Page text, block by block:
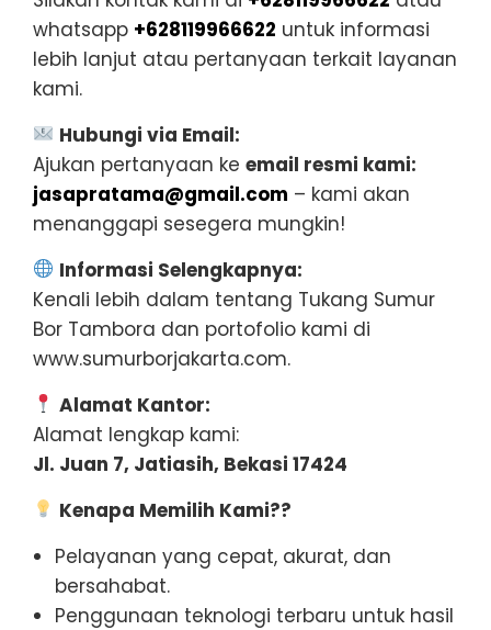
whatsapp +628119966622 untuk informasi
lebih lanjut atau pertanyaan terkait layanan
kami.
Hubungi via Email:
Ajukan pertanyaan ke email resmi kami:
jasapratama@gmail.com – kami akan
menanggapi sesegera mungkin!
Informasi Selengkapnya:
Kenali lebih dalam tentang Tukang Sumur
Bor Tambora dan portofolio kami di
www.sumurborjakarta.com.
Alamat Kantor:
Alamat lengkap kami:
Jl. Juan 7, Jatiasih, Bekasi 17424
Kenapa Memilih Kami??
Pelayanan yang cepat, akurat, dan
bersahabat.
Penggunaan teknologi terbaru untuk hasil